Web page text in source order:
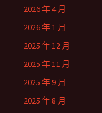
2026 年 4 月
2026 年 1 月
2025 年 12 月
2025 年 11 月
2025 年 9 月
2025 年 8 月